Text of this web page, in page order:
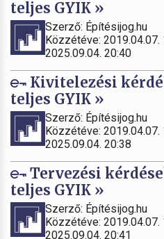
teljes GYIK »
Szerző: Építésijog.hu
Közzétéve:
2025.09.04. 20:40
Kivitelezési
teljes GYIK »
Szerző: Építésijog.hu
Közzétéve:
2025.09.04. 20:38
Tervezési
teljes GYIK »
Szerző: Építésijog.hu
Közzétéve:
2025.09.04. 20:41